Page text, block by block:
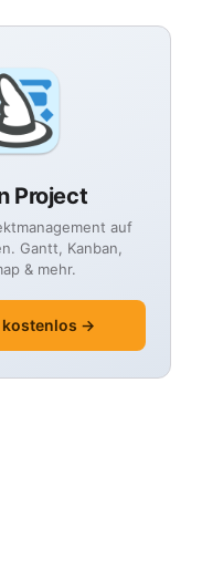
Project
auf
Gantt, Kanban,
& mehr.
kostenlos →